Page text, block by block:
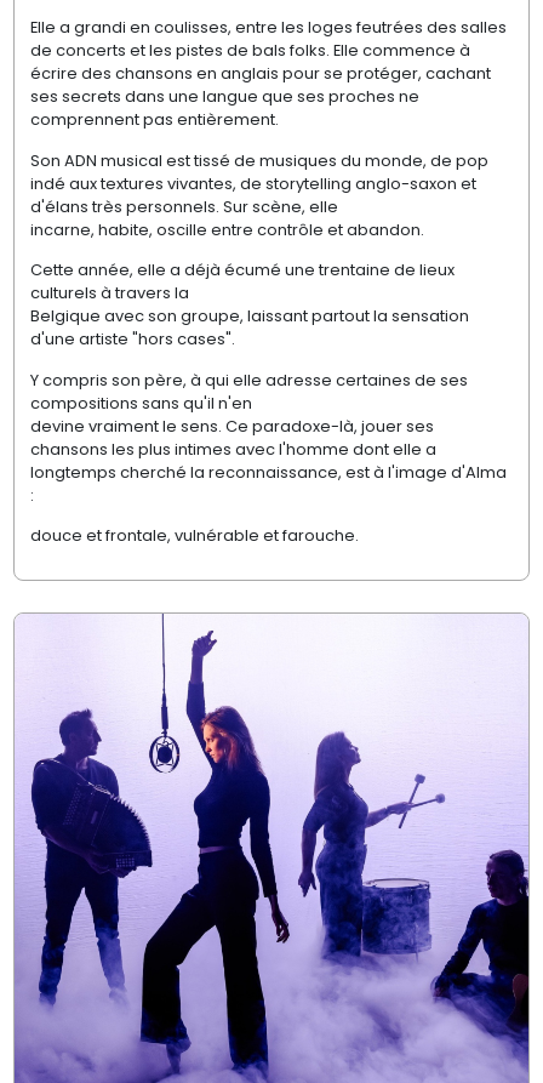
Elle a grandi en coulisses, entre les loges feutrées des salles
de concerts et les pistes de bals folks. Elle commence à
écrire des chansons en anglais pour se protéger, cachant
ses secrets dans une langue que ses proches ne
comprennent pas entièrement.
Son ADN musical est tissé de musiques du monde, de pop
indé aux textures vivantes, de storytelling anglo-saxon et
d'élans très personnels. Sur scène, elle
incarne, habite, oscille entre contrôle et abandon.
Cette année, elle a déjà écumé une trentaine de lieux
culturels à travers la
Belgique avec son groupe, laissant partout la sensation
d'une artiste "hors cases".
Y compris son père, à qui elle adresse certaines de ses
compositions sans qu'il n'en
devine vraiment le sens. Ce paradoxe-là, jouer ses
chansons les plus intimes avec l'homme dont elle a
longtemps cherché la reconnaissance, est à l'image d'Alma
:
douce et frontale, vulnérable et farouche.